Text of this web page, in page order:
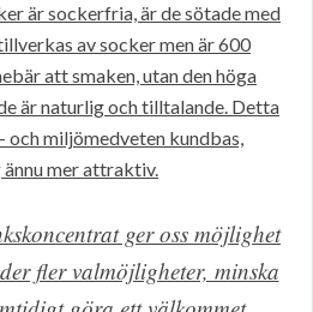
är sockerfria, är de sötade med
av socker men är 600
att smaken, utan den höga
är naturlig och tilltalande. Detta
miljömedveten kundbas,
mer attraktiv.
ger oss möjlighet
fler valmöjligheter, minska